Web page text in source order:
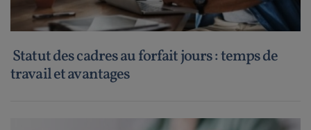
Statut des cadres au forfait jours : temps de
travail et avantages